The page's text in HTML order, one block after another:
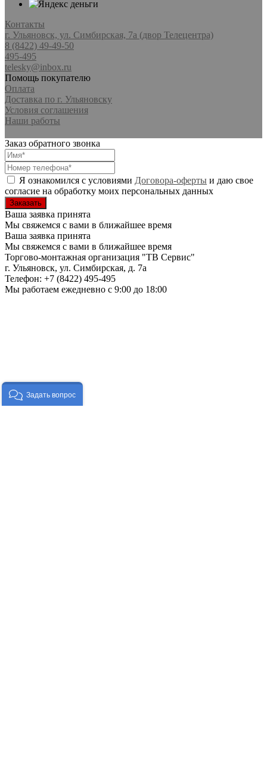
Контакты
г. Ульяновск, ул. Симбирская, 7а (двор Телецентра)
8 (8422) 49-49-50
495-495
telesky@inbox.ru
Помощь покупателю
Оплата
Доставка по г. Ульяновску
Условия соглашения
Наши работы
Заказ обратного звонка
Я ознакомился с условиями Договора-оферты и даю свое
согласие на обработку моих персональных данных
Ваша заявка принята
Мы свяжемся с вами в ближайшее время
Ваша заявка принята
Мы свяжемся с вами в ближайшее время
Торгово-монтажная организация "ТВ Сервис"
г. Ульяновск, ул. Симбирская, д. 7а
Телефон: +7 (8422) 495-495
Мы работаем ежедневно с 9:00 до 18:00
Задать вопрос